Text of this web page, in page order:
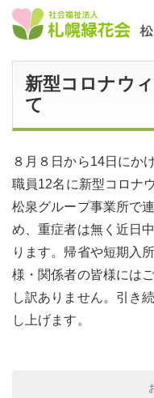
新型コロナウ
て
８月８日から14日にか
職員12名に新型コロナ
松泉グループ事業所で
め、重症者は無く近日
ります。帰省や短期入
様・関係者の皆様には
し訳ありません。引き
し上げます。